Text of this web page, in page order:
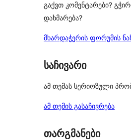
გაქვთ კომენტარები?
დახმარება?
მხარდაჭერის ფორუმის
საჩივარი
ამ თემას სერიოზული
ამ თემის გასაჩივრება
თარგმანები